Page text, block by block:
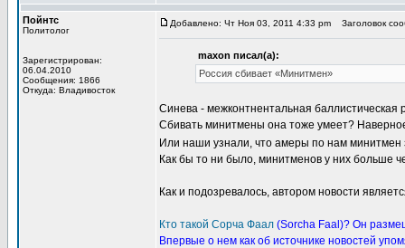
Пойнтс
Политолог
Зарегистрирован:
06.04.2010
Сообщения: 1866
Откуда: Владивосток
Добавлено: Чт Ноя 03, 2011 4:33 pm Заголовок
maxon писал(а):
Россия сбивает «Минитмен»
Синева - межконтнентальная баллистическая
Сбивать минитмены она тоже умеет?
Или наши узнали, что амеры по нам минитмен
Как бы то ни было, минитменов у них больше
Как и подозревалось, автором новости
Кто такой Сорча Фаал (Sorcha Faal)? Он
Впервые о нем как об источнике новостей